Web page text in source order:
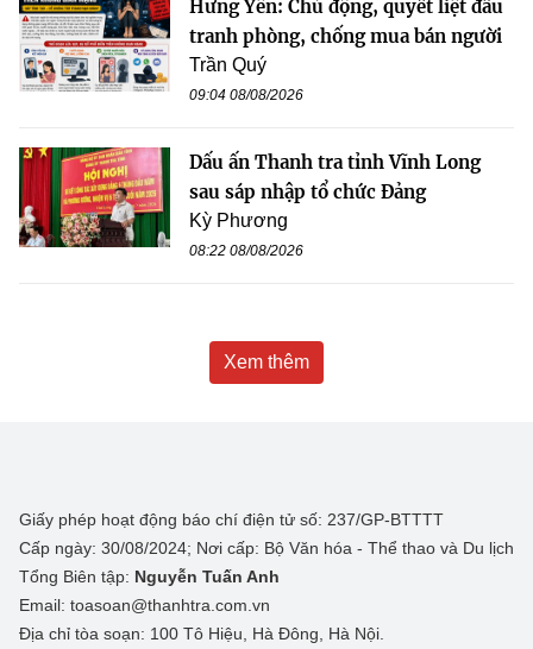
Hưng Yên: Chủ động, quyết liệt đấu
tranh phòng, chống mua bán người
Trần Quý
09:04 08/08/2026
Dấu ấn Thanh tra tỉnh Vĩnh Long
sau sáp nhập tổ chức Đảng
Kỳ Phương
08:22 08/08/2026
Xem thêm
Giấy phép hoạt động báo chí điện tử số: 237/GP-BTTTT
Cấp ngày: 30/08/2024; Nơi cấp: Bộ Văn hóa - Thể thao và Du lịch
Tổng Biên tập: Nguyễn Tuấn Anh
Email: toasoan@thanhtra.com.vn
Địa chỉ tòa soạn: 100 Tô Hiệu, Hà Đông, Hà Nội.